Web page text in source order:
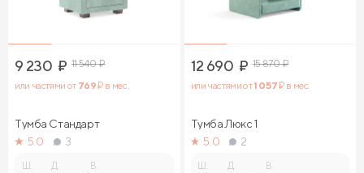
9 230 ₽ 11 540₽
или частями от 769₽ в мес.
Тумба Стандарт
5.0
3
Ш. Д. В.
12 690 ₽ 15 870₽
или частями от1 057₽ в мес.
Тумба Люкс 1
5.0
2
Ш. Д. В.